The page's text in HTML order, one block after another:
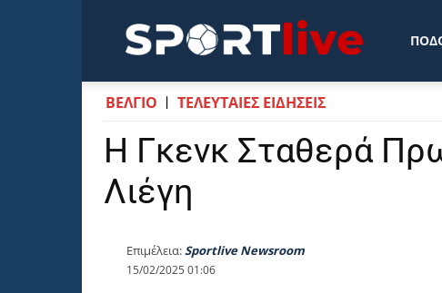
Sportlive.gr
ΒΕΛΓΙΟ ΤΕΛΕΥΤΑΙΕΣ ΕΙΔΗΣΕΙΣ
Η Γκενκ Σταθερά
Λιέγη
Επιμέλεια:Sportlive Newsroom
15/02/2025 01:06